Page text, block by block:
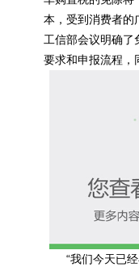
本，受到消费者的
工信部会议明确了
要求和申报流程，
“我们今天已经